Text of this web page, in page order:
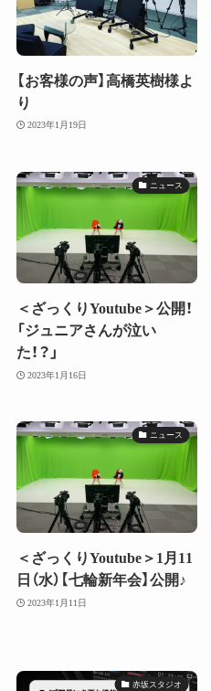
【お客様の声】高橋英樹様よ
り
2023年1月19日
ニュース
＜ざっくりYoutube＞公開！
「ジュニアさんが泣い
た！？」
2023年1月16日
ニュース
＜ざっくりYoutube＞1月11
日（水）【七輪新年会】公開♪
2023年1月11日
赤坂スタジオ